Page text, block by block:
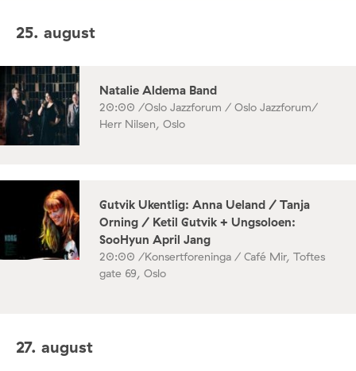
25. august
Natalie Aldema Band
20:00 /Oslo Jazzforum / Oslo Jazzforum/
Herr Nilsen, Oslo
Gutvik Ukentlig: Anna Ueland / Tanja
Orning / Ketil Gutvik + Ungsoloen:
SooHyun April Jang
20:00 /Konsertforeninga / Café Mir, Toftes
gate 69, Oslo
27. august